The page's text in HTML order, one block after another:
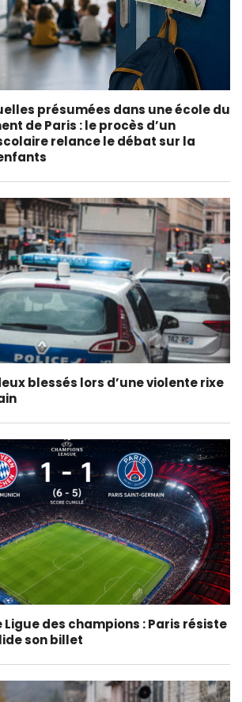
présumées dans une école du
de Paris : le procès d’un
relance le débat sur la
blessés lors d’une violente rixe
Ligue des champions : Paris résiste
son billet